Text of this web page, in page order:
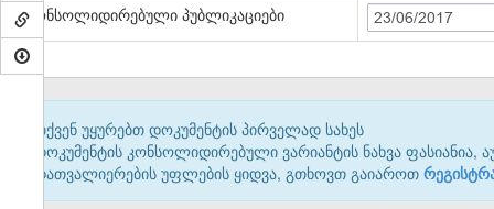
კონსოლიდირებული პუბლიკაციები
23/06/2017
თქვენ უყურებთ დოკუმენტის პირველად სახეს
დოკუმენტის კონსოლიდირებული ვარიანტის ნახვა ფასიანია,
დათვალიერების უფლების ყიდვა, გთხოვთ გაიაროთ